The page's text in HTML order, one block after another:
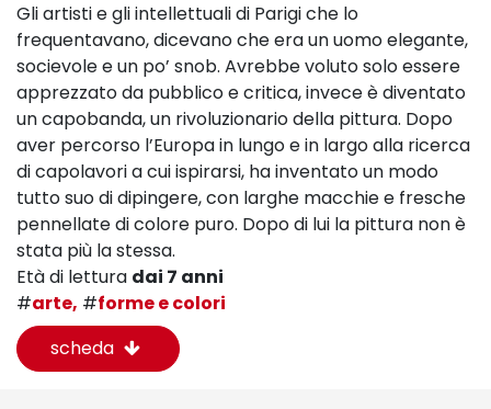
Gli artisti e gli intellettuali di Parigi che lo
frequentavano, dicevano che era un uomo elegante,
socievole e un po’ snob. Avrebbe voluto solo essere
apprezzato da pubblico e critica, invece è diventato
un capobanda, un rivoluzionario della pittura. Dopo
aver percorso l’Europa in lungo e in largo alla ricerca
di capolavori a cui ispirarsi, ha inventato un modo
tutto suo di dipingere, con larghe macchie e fresche
pennellate di colore puro. Dopo di lui la pittura non è
stata più la stessa.
Età di lettura dai 7 anni
#arte, #forme e colori
scheda